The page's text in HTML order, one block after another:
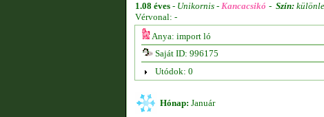
1.08 éves - Unikornis - Kancacsikó - Szín:
Vérvonal: -
Anya: import ló
Saját ID: 996175
Utódok: 0
Hónap: Január